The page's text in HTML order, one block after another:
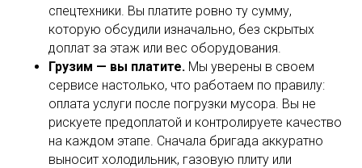
спецтехники. Вы платите ровно ту сумму,
которую обсудили изначально, без скрытых
доплат за этаж или вес оборудования.
Грузим — вы платите. Мы уверены в своем
сервисе настолько, что работаем по правилу:
оплата услуги после погрузки мусора. Вы не
рискуете предоплатой и контролируете качество
на каждом этапе. Сначала бригада аккуратно
выносит холодильник, газовую плиту или